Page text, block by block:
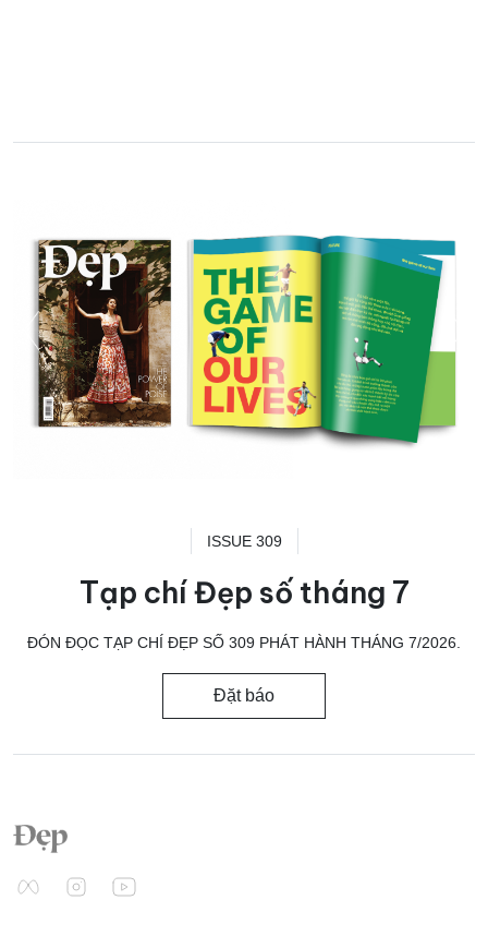
ISSUE 309
Tạp chí Đẹp số tháng 7
ĐÓN ĐỌC TẠP CHÍ ĐẸP SỐ 309 PHÁT HÀNH THÁNG 7/2026.
Đặt báo